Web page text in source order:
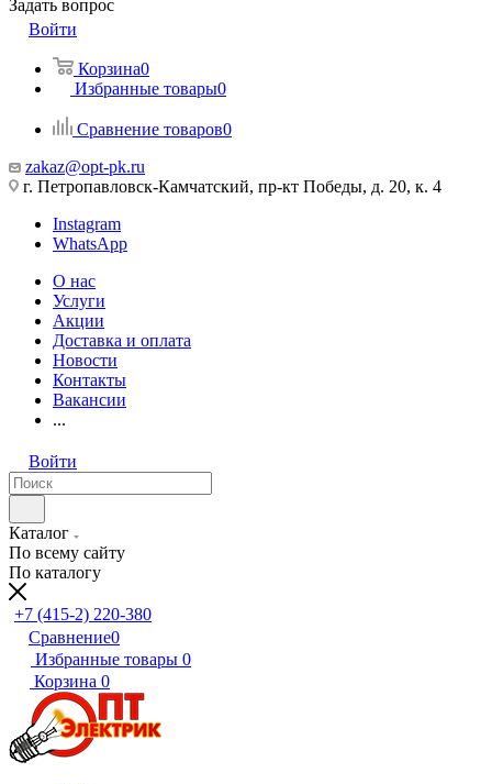
Задать вопрос
Войти
Корзина0
Избранные товары0
Сравнение товаров0
zakaz@opt-pk.ru
г. Петропавловск-Камчатский, пр-кт Победы, д. 20, к. 4
Instagram
WhatsApp
О нас
Услуги
Акции
Доставка и оплата
Новости
Контакты
Вакансии
...
Войти
Каталог
По всему сайту
По каталогу
+7 (415-2) 220-380
Сравнение0
Избранные товары 0
Корзина 0